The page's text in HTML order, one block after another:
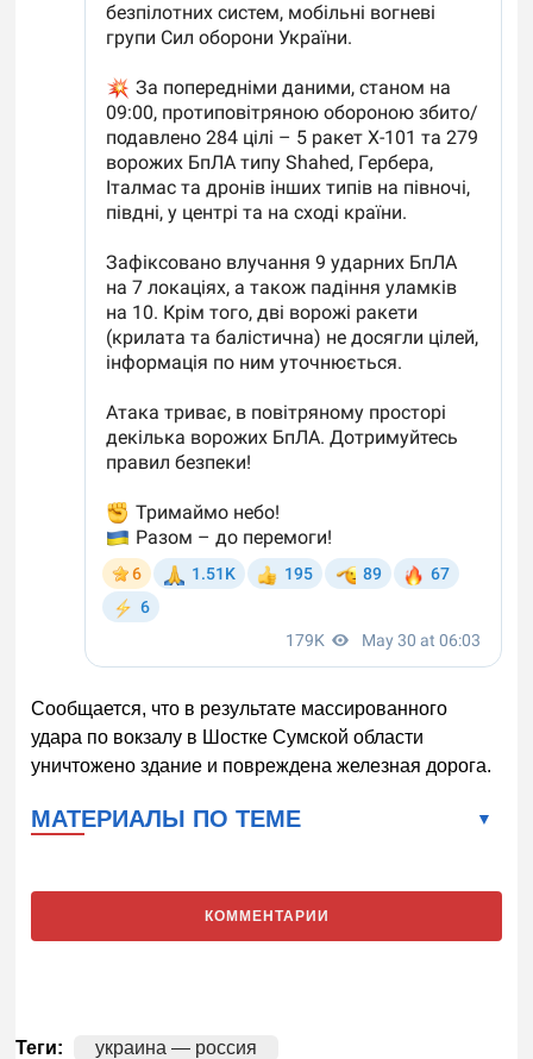
Сообщается, что в результате массированного
удара по вокзалу в Шостке Сумской области
уничтожено здание и повреждена железная дорога.
МАТЕРИАЛЫ ПО ТЕМЕ
КОММЕНТАРИИ
Теги: украина — россия